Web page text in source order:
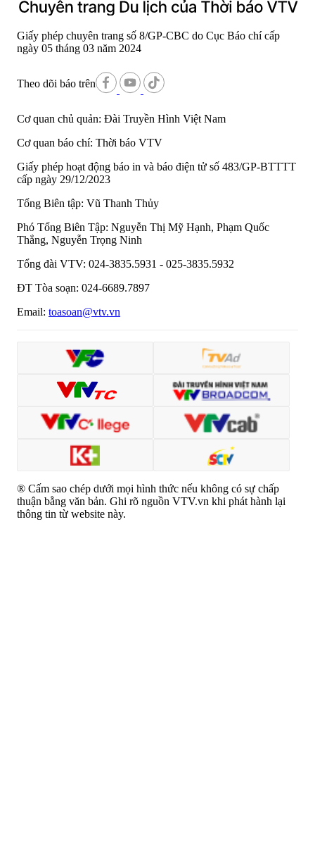
Giấy phép chuyên trang số 8/GP-CBC do Cục Báo chí cấp
ngày 05 tháng 03 năm 2024
Theo dõi báo trên
Cơ quan chủ quản: Đài Truyền Hình Việt Nam
Cơ quan báo chí: Thời báo VTV
Giấy phép hoạt động báo in và báo điện tử số 483/GP-BTTTT
cấp ngày 29/12/2023
Tổng Biên tập: Vũ Thanh Thủy
Phó Tổng Biên Tập: Nguyễn Thị Mỹ Hạnh, Phạm Quốc
Thắng, Nguyễn Trọng Ninh
Tổng đài VTV: 024-3835.5931 - 025-3835.5932
ĐT Tòa soạn: 024-6689.7897
Email: toasoan@vtv.vn
® Cấm sao chép dưới mọi hình thức nếu không có sự chấp
thuận bằng văn bản. Ghi rõ nguồn VTV.vn khi phát hành lại
thông tin từ website này.